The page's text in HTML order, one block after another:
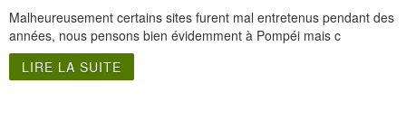
Malheureusement certains sites furent mal entretenus pendant des
années, nous pensons bien évidemment à Pompéi mais c
LIRE LA SUITE